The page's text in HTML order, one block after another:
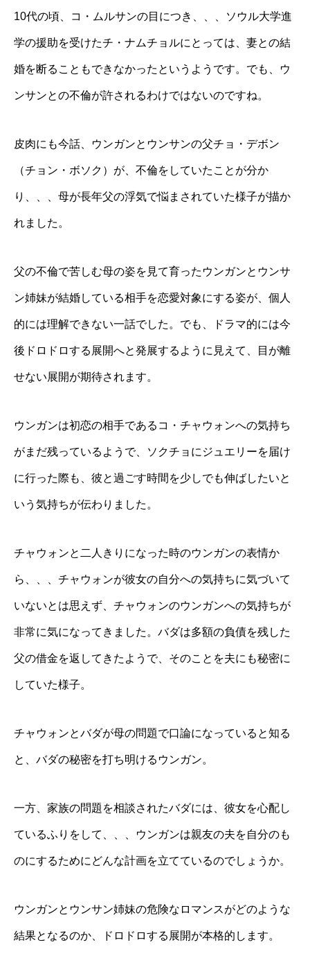
10代の頃、コ・ムルサンの目につき、、、ソウル大学進
学の援助を受けたチ・ナムチョルにとっては、妻との結
婚を断ることもできなかったというようです。でも、ウ
ンサンとの不倫が許されるわけではないのですね。
皮肉にも今話、ウンガンとウンサンの父チョ・デボン
（チョン・ボソク）が、不倫をしていたことが分か
り、、、母が長年父の浮気で悩まされていた様子が描か
れました。
父の不倫で苦しむ母の姿を見て育ったウンガンとウンサ
ン姉妹が結婚している相手を恋愛対象にする姿が、個人
的には理解できない一話でした。でも、ドラマ的には今
後ドロドロする展開へと発展するように見えて、目が離
せない展開が期待されます。
ウンガンは初恋の相手であるコ・チャウォンへの気持ち
がまだ残っているようで、ソクチョにジュエリーを届け
に行った際も、彼と過ごす時間を少しでも伸ばしたいと
いう気持ちが伝わりました。
チャウォンと二人きりになった時のウンガンの表情か
ら、、、チャウォンが彼女の自分への気持ちに気づいて
いないとは思えず、チャウォンのウンガンへの気持ちが
非常に気になってきました。バダは多額の負債を残した
父の借金を返してきたようで、そのことを夫にも秘密に
していた様子。
チャウォンとバダが母の問題で口論になっていると知る
と、バダの秘密を打ち明けるウンガン。
一方、家族の問題を相談されたバダには、彼女を心配し
ているふりをして、、、ウンガンは親友の夫を自分のも
のにするためにどんな計画を立てているのでしょうか。
ウンガンとウンサン姉妹の危険なロマンスがどのような
結果となるのか、ドロドロする展開が本格的します。